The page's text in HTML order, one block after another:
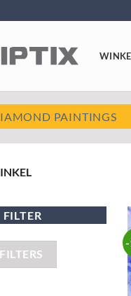
PAINTINGS
FILTER